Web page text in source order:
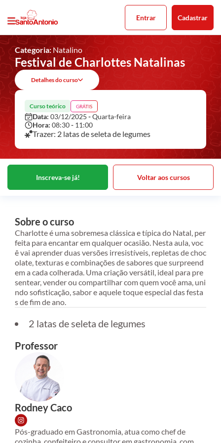
Entrar Cadastrar
Categoria:Natalino
Festival de Charlottes Natalinas
Detalhes do curso
Curso teórico GRÁTIS
Data: 03/12/2025 -Quarta-feira
Hora: 08:30- 11:00
Trazer: 2 latas de seleta de legumes
Inscreva-se já! Voltar aos cursos
Sobre o curso
Charlotte é uma sobremesa clássica e típica do Natal, per
feita para encantar em qualquer ocasião. Nesta aula, voc
ê vai aprender duas versões irresistíveis, repletas de choc
olate, texturas e combinações de sabores que surpreend
em a cada colherada. Uma criação versátil, ideal para pre
sentear, vender ou compartilhar com quem você ama, uni
ndo sofisticação, sabor e aquele toque especial das festa
2 latas de seleta de legumes
Professor
Rodney Caco
Pós-graduado em Gastronomia, atua como chef de